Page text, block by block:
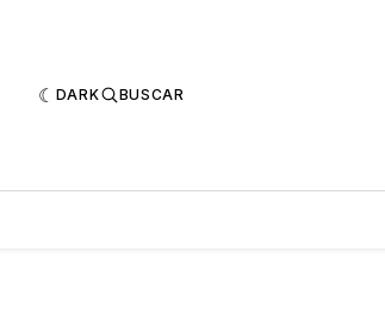
DARK BUSCAR